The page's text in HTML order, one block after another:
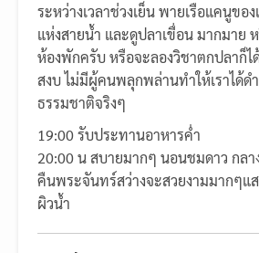
ระหว่างเวลาช่วงเย็น พายเรือแคนูขอ
แห่งสายน้ำ และดูปลาเขื่อน มากมาย
ห้องพักครับ หรือจะลองวิชาตกปลาก็ไ
สงบ ไม่มีผู้คนพลุกพล่านทำให้เราได้ด
ธรรมชาติจริงๆ
19:00 รับประทานอาหารค่ำ
20:00 น สบายมากๆ นอนชมดาว กล
คืนพระจันทร์สว่างจะสวยงามมากๆแ
ผิวน้ำ